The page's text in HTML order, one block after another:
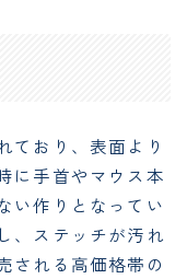
ており、表面より
に手首やマウス本
い作りとなってい
、ステッチが汚れ
される高価格帯の